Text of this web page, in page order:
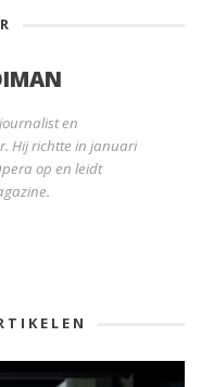
en
Hij richtte in januari
op en leidt